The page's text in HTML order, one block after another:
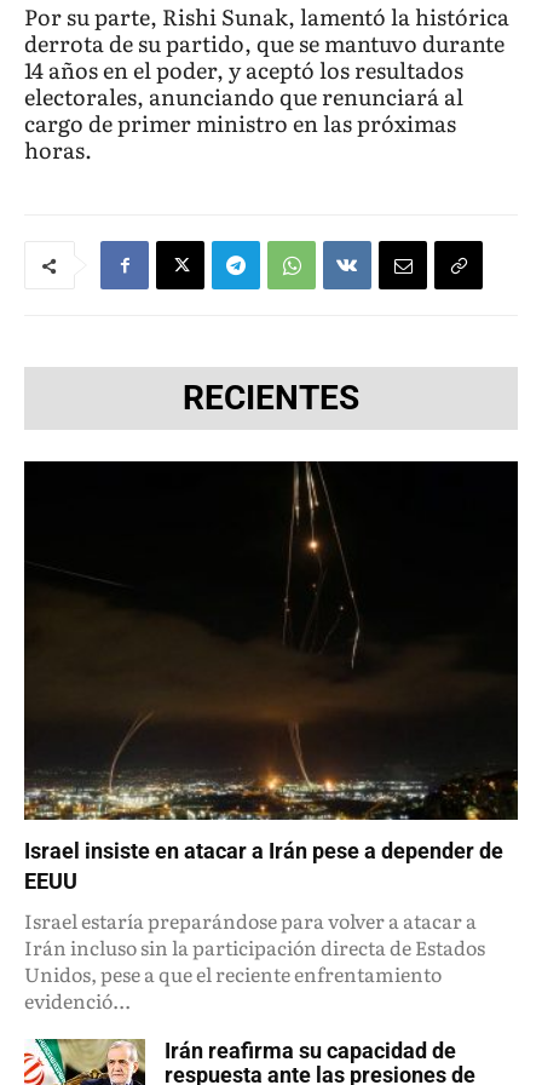
Por su parte, Rishi Sunak, lamentó la histórica
derrota de su partido, que se mantuvo durante
14 años en el poder, y aceptó los resultados
electorales, anunciando que renunciará al
cargo de primer ministro en las próximas
horas.
RECIENTES
Israel insiste en atacar a Irán pese a depender de
EEUU
Israel estaría preparándose para volver a atacar a
Irán incluso sin la participación directa de Estados
Unidos, pese a que el reciente enfrentamiento
evidenció...
Irán reafirma su capacidad de
respuesta ante las presiones de